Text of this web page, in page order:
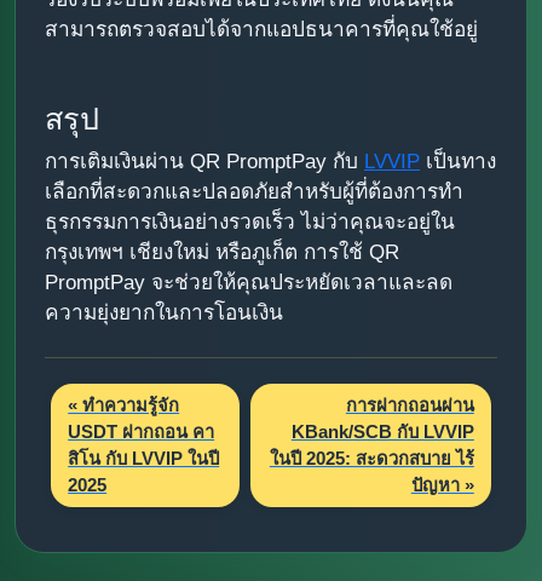
สามารถตรวจสอบได้จากแอปธนาคารที่คุณใช้อยู่
สรุป
การเติมเงินผ่าน QR PromptPay กับ LVVIP เป็นทาง
เลือกที่สะดวกและปลอดภัยสำหรับผู้ที่ต้องการทำ
ธุรกรรมการเงินอย่างรวดเร็ว ไม่ว่าคุณจะอยู่ใน
กรุงเทพฯ เชียงใหม่ หรือภูเก็ต การใช้ QR
PromptPay จะช่วยให้คุณประหยัดเวลาและลด
ความยุ่งยากในการโอนเงิน
« ทำความรู้จัก
USDT ฝากถอน คา
สิโน กับ LVVIP ในปี
2025
การฝากถอนผ่าน
KBank/SCB กับ LVVIP
ในปี 2025: สะดวกสบาย ไร้
ปัญหา »